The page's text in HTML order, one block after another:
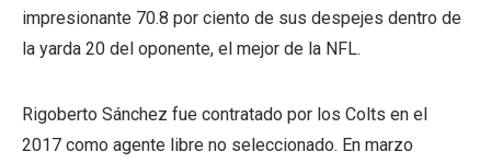
impresionante 70.8 por ciento de sus despejes dentro de
la yarda 20 del oponente, el mejor de la NFL.
Rigoberto Sánchez fue contratado por los Colts en el
2017 como agente libre no seleccionado. En marzo